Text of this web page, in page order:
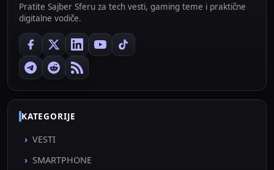
Pratite Sajber Sferu za tech vesti, gaming teme i praktične
digitalne vodiče.
KATEGORIJE
VESTI
SMARTPHONE